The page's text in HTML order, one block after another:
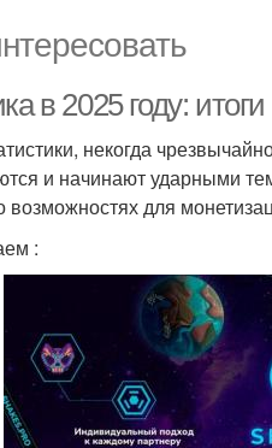
в 2025 году:
некогда
и начинают ударными
возможностях для
: